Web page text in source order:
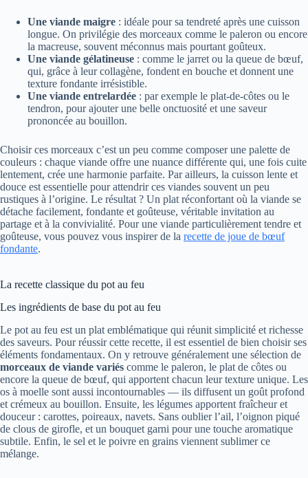
Une viande maigre : idéale pour sa tendreté après une cuisson
longue. On privilégie des morceaux comme le paleron ou encore
la macreuse, souvent méconnus mais pourtant goûteux.
Une viande gélatineuse : comme le jarret ou la queue de bœuf,
qui, grâce à leur collagène, fondent en bouche et donnent une
texture fondante irrésistible.
Une viande entrelardée : par exemple le plat-de-côtes ou le
tendron, pour ajouter une belle onctuosité et une saveur
prononcée au bouillon.
Choisir ces morceaux c’est un peu comme composer une palette de
couleurs : chaque viande offre une nuance différente qui, une fois cuite
lentement, crée une harmonie parfaite. Par ailleurs, la cuisson lente et
douce est essentielle pour attendrir ces viandes souvent un peu
rustiques à l’origine. Le résultat ? Un plat réconfortant où la viande se
détache facilement, fondante et goûteuse, véritable invitation au
partage et à la convivialité. Pour une viande particulièrement tendre et
goûteuse, vous pouvez vous inspirer de la recette de joue de bœuf
fondante.
La recette classique du pot au feu
Les ingrédients de base du pot au feu
Le pot au feu est un plat emblématique qui réunit simplicité et richesse
des saveurs. Pour réussir cette recette, il est essentiel de bien choisir ses
éléments fondamentaux. On y retrouve généralement une sélection de
morceaux de viande variés comme le paleron, le plat de côtes ou
encore la queue de bœuf, qui apportent chacun leur texture unique. Les
os à moelle sont aussi incontournables — ils diffusent un goût profond
et crémeux au bouillon. Ensuite, les légumes apportent fraîcheur et
douceur : carottes, poireaux, navets. Sans oublier l’ail, l’oignon piqué
de clous de girofle, et un bouquet garni pour une touche aromatique
subtile. Enfin, le sel et le poivre en grains viennent sublimer ce
mélange.